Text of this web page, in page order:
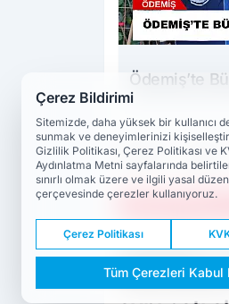
Ödemiş’te
Haberler Eğitim
Kadınları
Çerez Bildirimi
Sitemizde, daha yüksek bir kullanıcı
sunmak ve deneyimlerinizi
Gizlilik Politikası, Çerez Politikası ve
Aydınlatma Metni sayfalarında
sınırlı olmak üzere ve ilgili yasal
çerçevesinde çerezler kullanıyoruz.
Çerez Politikası
Tüm Çerezleri Kabul